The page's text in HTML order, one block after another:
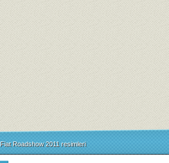
Fiat Roadshow 2011 resimleri